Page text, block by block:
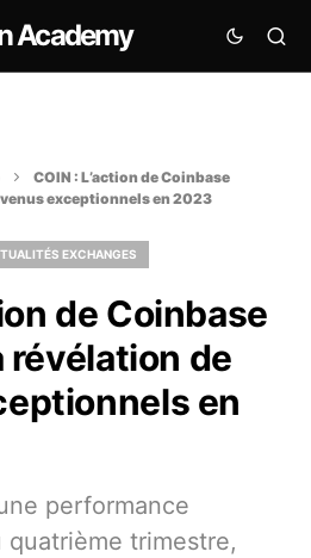
Academy
COIN : L’action de Coinbase
exceptionnels en 2023
EXCHANGES
de Coinbase
révélation de
en
performance
trimestre,